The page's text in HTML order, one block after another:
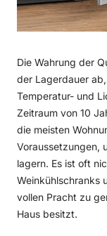
Die Wahrung der
der Lagerdauer
Temperatur- und
Zeitraum von 10
die meisten
Voraussetzungen,
lagern. Es ist oft
Weinkühlschranks
vollen Pracht zu
Haus besitzt.